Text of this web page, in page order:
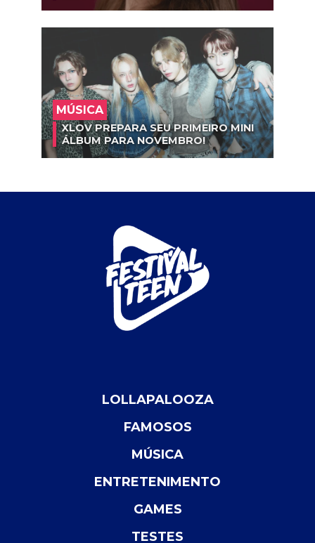
MÚSICA
XLOV PREPARA SEU PRIMEIRO MINI
ÁLBUM PARA NOVEMBRO!
LOLLAPALOOZA
FAMOSOS
MÚSICA
ENTRETENIMENTO
GAMES
TESTES